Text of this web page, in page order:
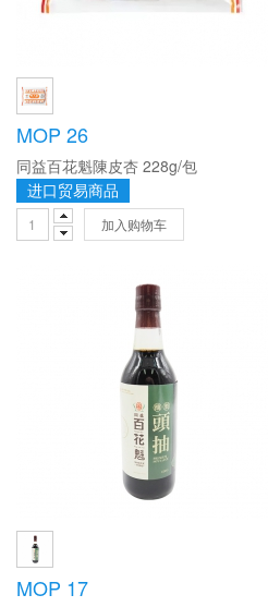
MOP 26
同益百花魁陳皮杏 228g/包
进口贸易商品
加入购物车
MOP 17